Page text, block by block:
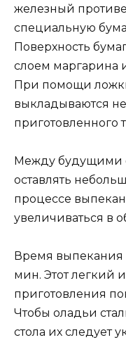
железный
специальную
Поверхность
слоем
При помощи
выкладываются
приготовленного
Между будущими
оставлять
процессе
увеличиваться в
Время выпекания
мин. Этот легкий
приготовления
Чтобы оладьи
стола их следует